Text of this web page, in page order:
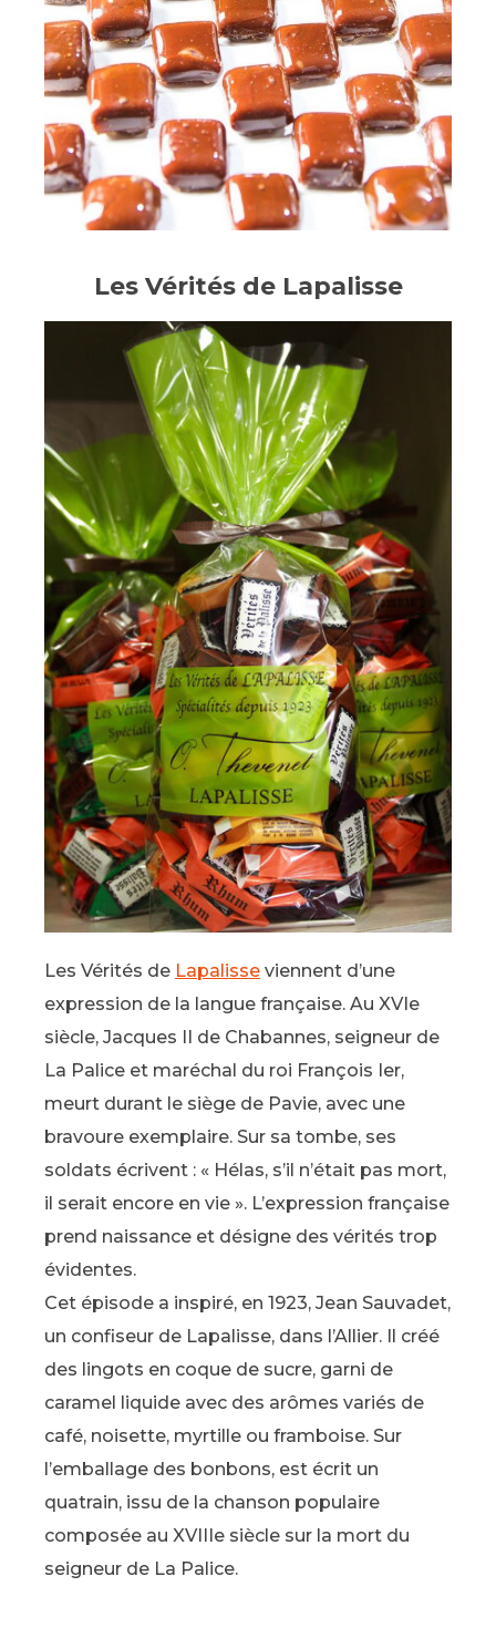
Les Vérités de Lapalisse
Les Vérités de Lapalisse viennent d’une
expression de la langue française. Au XVIe
siècle, Jacques II de Chabannes, seigneur de
La Palice et maréchal du roi François Ier,
meurt durant le siège de Pavie, avec une
bravoure exemplaire. Sur sa tombe, ses
soldats écrivent : « Hélas, s’il n’était pas mort,
il serait encore en vie ». L’expression française
prend naissance et désigne des vérités trop
évidentes.
Cet épisode a inspiré, en 1923, Jean Sauvadet,
un confiseur de Lapalisse, dans l’Allier. Il créé
des lingots en coque de sucre, garni de
caramel liquide avec des arômes variés de
café, noisette, myrtille ou framboise. Sur
l’emballage des bonbons, est écrit un
quatrain, issu de la chanson populaire
composée au XVIIIe siècle sur la mort du
seigneur de La Palice.